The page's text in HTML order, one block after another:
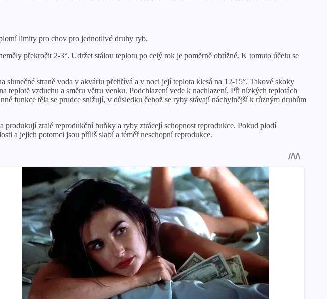
limity pro chov pro jednotlivé druhy ryb.
překročit 2-3°. Udržet stálou teplotu po celý rok je poměrně obtížné. K tomuto účelu se
slunečné straně voda v akváriu přehřívá a v noci její teplota klesá na 12-15°. Takové skoky
vzduchu a směru větru venku. Podchlazení vede k nachlazení. Při nízkých teplotách
funkce těla se prudce snižují, v důsledku čehož se ryby stávají náchylnější k různým druhům
zralé reprodukční buňky a ryby ztrácejí schopnost reprodukce. Pokud plodí
a jejich potomci jsou příliš slabí a téměř neschopní reprodukce.